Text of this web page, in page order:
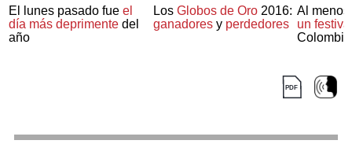
El lunes pasado fueel
día más deprimente del
año
Los Globos de Oro2016:
ganadoresy perdedores
Al
un
Colombia